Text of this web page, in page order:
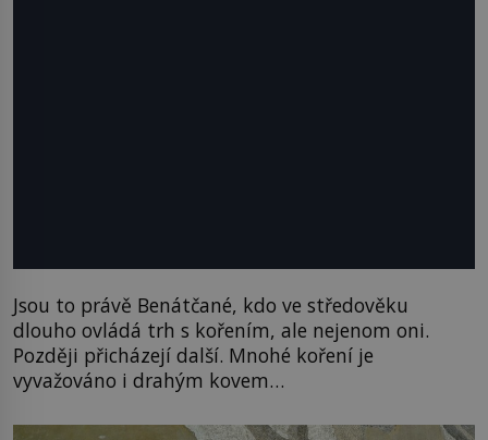
Jsou to právě Benátčané, kdo ve středověku
dlouho ovládá trh s kořením, ale nejenom oni.
Později přicházejí další. Mnohé koření je
vyvažováno i drahým kovem…